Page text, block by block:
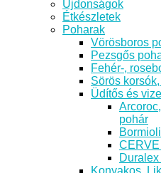
Újdonságok
Étkészletek
Poharak
Vörösboros
Pezsgős
Fehér-,
Sörös
Üdítős és
pohár
Konyakos,